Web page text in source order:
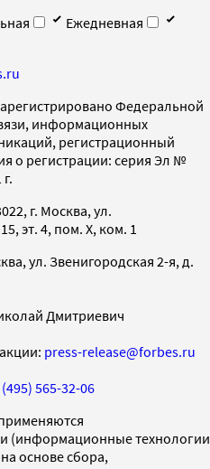
Ежедневная
Федеральной
информационных
регистрационный
о регистрации: серия Эл №
г. Москва, ул.
эт. 4, пом. X, ком. 1
ул. Звенигородская 2-я, д.
Дмитриевич
press-release@forbes.ru
565-32-06
(информационные технологии
основе сбора,